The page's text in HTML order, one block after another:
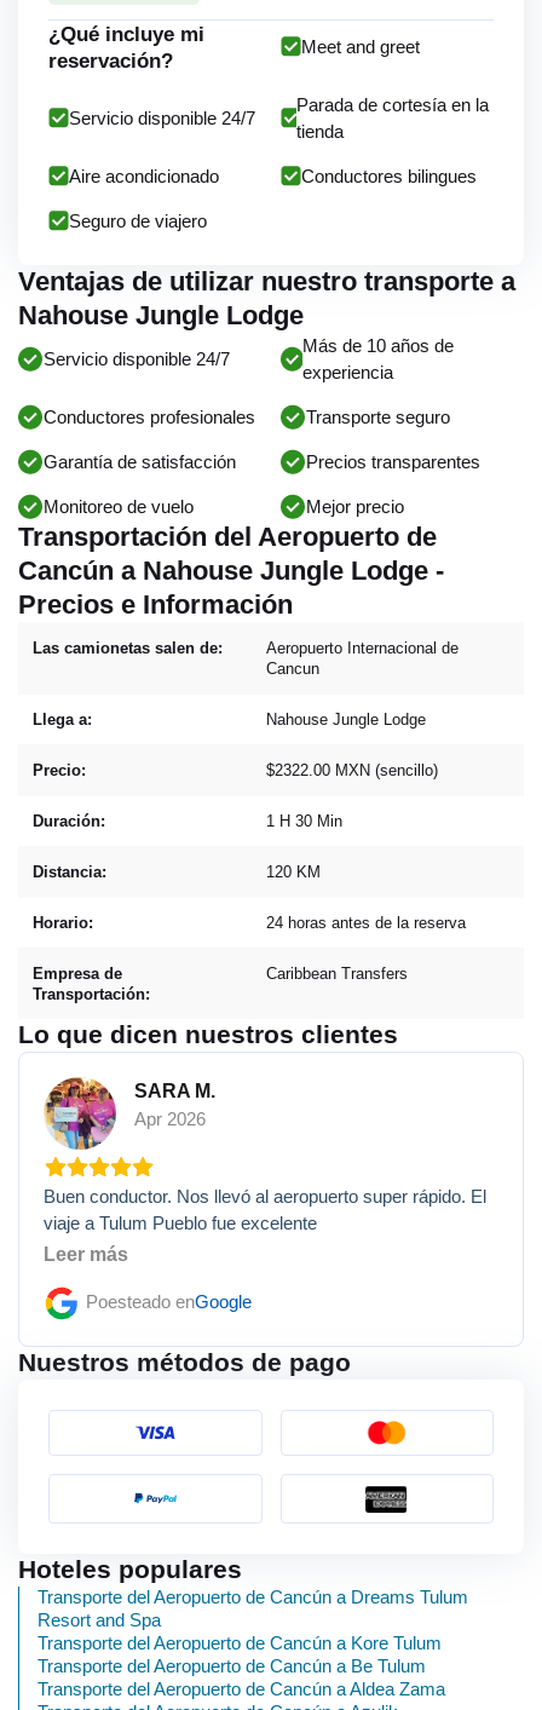
¿Qué incluye mi
reservación?
Meet and greet
Servicio disponible 24/7
Parada de cortesía en la
tienda
Aire acondicionado Conductores bilingues
Seguro de viajero
Ventajas de utilizar nuestro transporte a
Nahouse Jungle Lodge
Servicio disponible 24/7
Más de 10 años de
experiencia
Conductores profesionales Transporte seguro
Garantía de satisfacción Precios transparentes
Monitoreo de vuelo Mejor precio
Transportación del Aeropuerto de
Cancún a Nahouse Jungle Lodge -
Precios e Información
Las camionetas salen de:
Aeropuerto Internacional de
Cancun
Llega a: Nahouse Jungle Lodge
Precio: $2322.00 MXN (sencillo)
Duración: 1 H 30 Min
Distancia: 120 KM
Horario: 24 horas antes de la reserva
Empresa de
Transportación:
Caribbean Transfers
Lo que dicen nuestros clientes
SARA M.
Apr 2026
Buen conductor. Nos llevó al aeropuerto super rápido. El
viaje a Tulum Pueblo fue excelente
Leer más
Poesteado enGoogle
Nuestros métodos de pago
Hoteles populares
Transporte del Aeropuerto de Cancún a Dreams Tulum
Resort and Spa
Transporte del Aeropuerto de Cancún a Kore Tulum
Transporte del Aeropuerto de Cancún a Be Tulum
Transporte del Aeropuerto de Cancún a Aldea Zama